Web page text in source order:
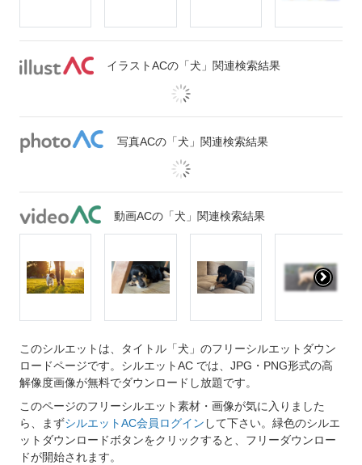
イラストACの「犬」関連検索結果
写真ACの「犬」関連検索結果
動画ACの「犬」関連検索結果
このシルエットは、タイトル「犬」のフリーシルエットダウン
ロードページです。シルエットAC では、JPG・PNG形式の高
解像度画像が無料でダウンロードし放題です。
このページのフリーシルエット素材・画像が気に入りました
ら、まずシルエットAC会員ログイン して下さい。緑色のシルエ
ットダウンロードボタンをクリックすると、フリーダウンロー
ドが開始されます。